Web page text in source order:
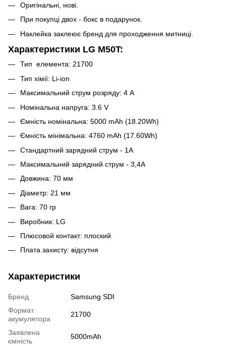
Оригінальні, нові.
При покупці двох - бокс в подарунок.
Наклейка заклеює бренд для проходження митниці.
Характеристики LG M50T:
Тип елемента: 21700
Тип хімії: Li-ion
Максимальний струм розряду: 4 A
Номінальна напруга: 3.6 V
Ємність номінальна: 5000 mAh (18.20Wh)
Ємність мінімальна: 4760 mAh (17.60Wh)
Стандартний зарядний струм - 1А
Максимальний зарядний струм - 3,4А
Довжина: 70 мм
Діаметр: 21 мм
Вага: 70 гр
Виробник: LG
Плюсовой контакт: плоский
Плата захисту: відсутня
Характеристики
Бренд
Samsung SDI
Формат
акумулятора
21700
Заявлена
ємність
5000mAh